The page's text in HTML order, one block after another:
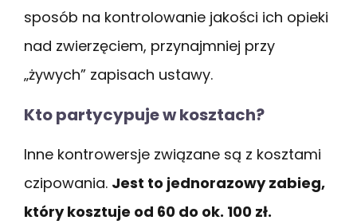
sposób na kontrolowanie jakości ich opieki
nad zwierzęciem, przynajmniej przy
„żywych” zapisach ustawy.
Kto partycypuje w kosztach?
Inne kontrowersje związane są z kosztami
czipowania. Jest to jednorazowy zabieg,
który kosztuje od 60 do ok. 100 zł.